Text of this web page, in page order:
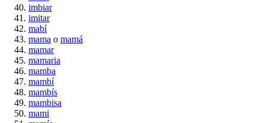
imbiar
imitar
mabí
mama o mamá
mamar
mamaria
mamba
mambí
mambís
mambisa
mami